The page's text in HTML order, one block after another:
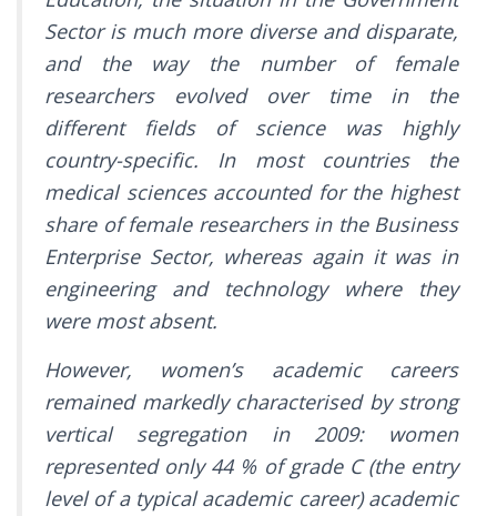
Sector is much more diverse and disparate,
and the way the number of female
researchers evolved over time in the
different fields of science was highly
country-specific. In most countries the
medical sciences accounted for the highest
share of female researchers in the Business
Enterprise Sector, whereas again it was in
engineering and technology where they
were most absent.
However, women’s academic careers
remained markedly characterised by strong
vertical segregation in 2009: women
represented only 44 % of grade C (the entry
level of a typical academic career) academic